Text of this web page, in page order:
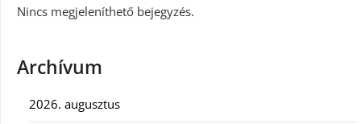
Nincs megjeleníthető bejegyzés.
Archívum
2026. augusztus